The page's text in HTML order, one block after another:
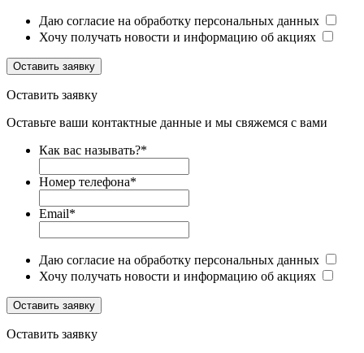
Даю согласие на обработку персональных данных
Хочу получать новости и информацию об акциях
Оставить заявку
Оставить заявку
Оставьте ваши контактные данные и мы свяжемся с вами
Как вас называть?*
Номер телефона*
Email*
Даю согласие на обработку персональных данных
Хочу получать новости и информацию об акциях
Оставить заявку
Оставить заявку